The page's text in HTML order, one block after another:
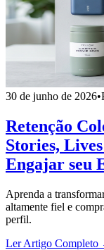
30 de junho de 2026•
Retenção
Stories,
Engajar seu
Aprenda a
altamente fiel e
perfil.
Ler Artigo Completo